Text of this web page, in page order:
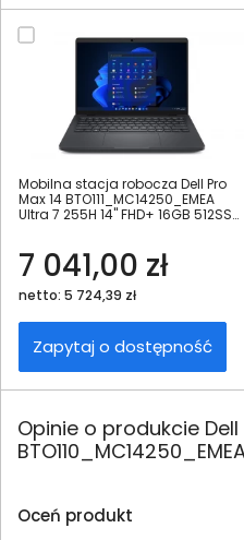
Mobilna stacja robocza Dell Pro
Max 14 BTO111_MC14250_EMEA
Ultra 7 255H 14" FHD+ 16GB 512SSD
7 041,00 zł
netto: 5 724,39 zł
Zapytaj o dostępność
Opinie o produkcie Dell
Oceń produkt